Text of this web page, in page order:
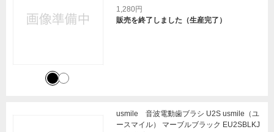
1,280円
販売を終了しました（生産完了）
usmile 音波電動歯ブラシ U2S usmile（ユ
ースマイル） マーブルブラック EU2SBLKJ